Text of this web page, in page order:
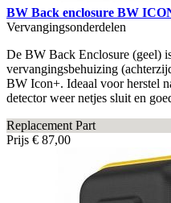
BW Back enclosure BW
Vervangingsonderdelen
De BW Back Enclosure (geel)
vervangingsbehuizing
BW Icon+. Ideaal voor herstel
detector weer netjes sluit en
Replacement Part
Prijs € 87,00